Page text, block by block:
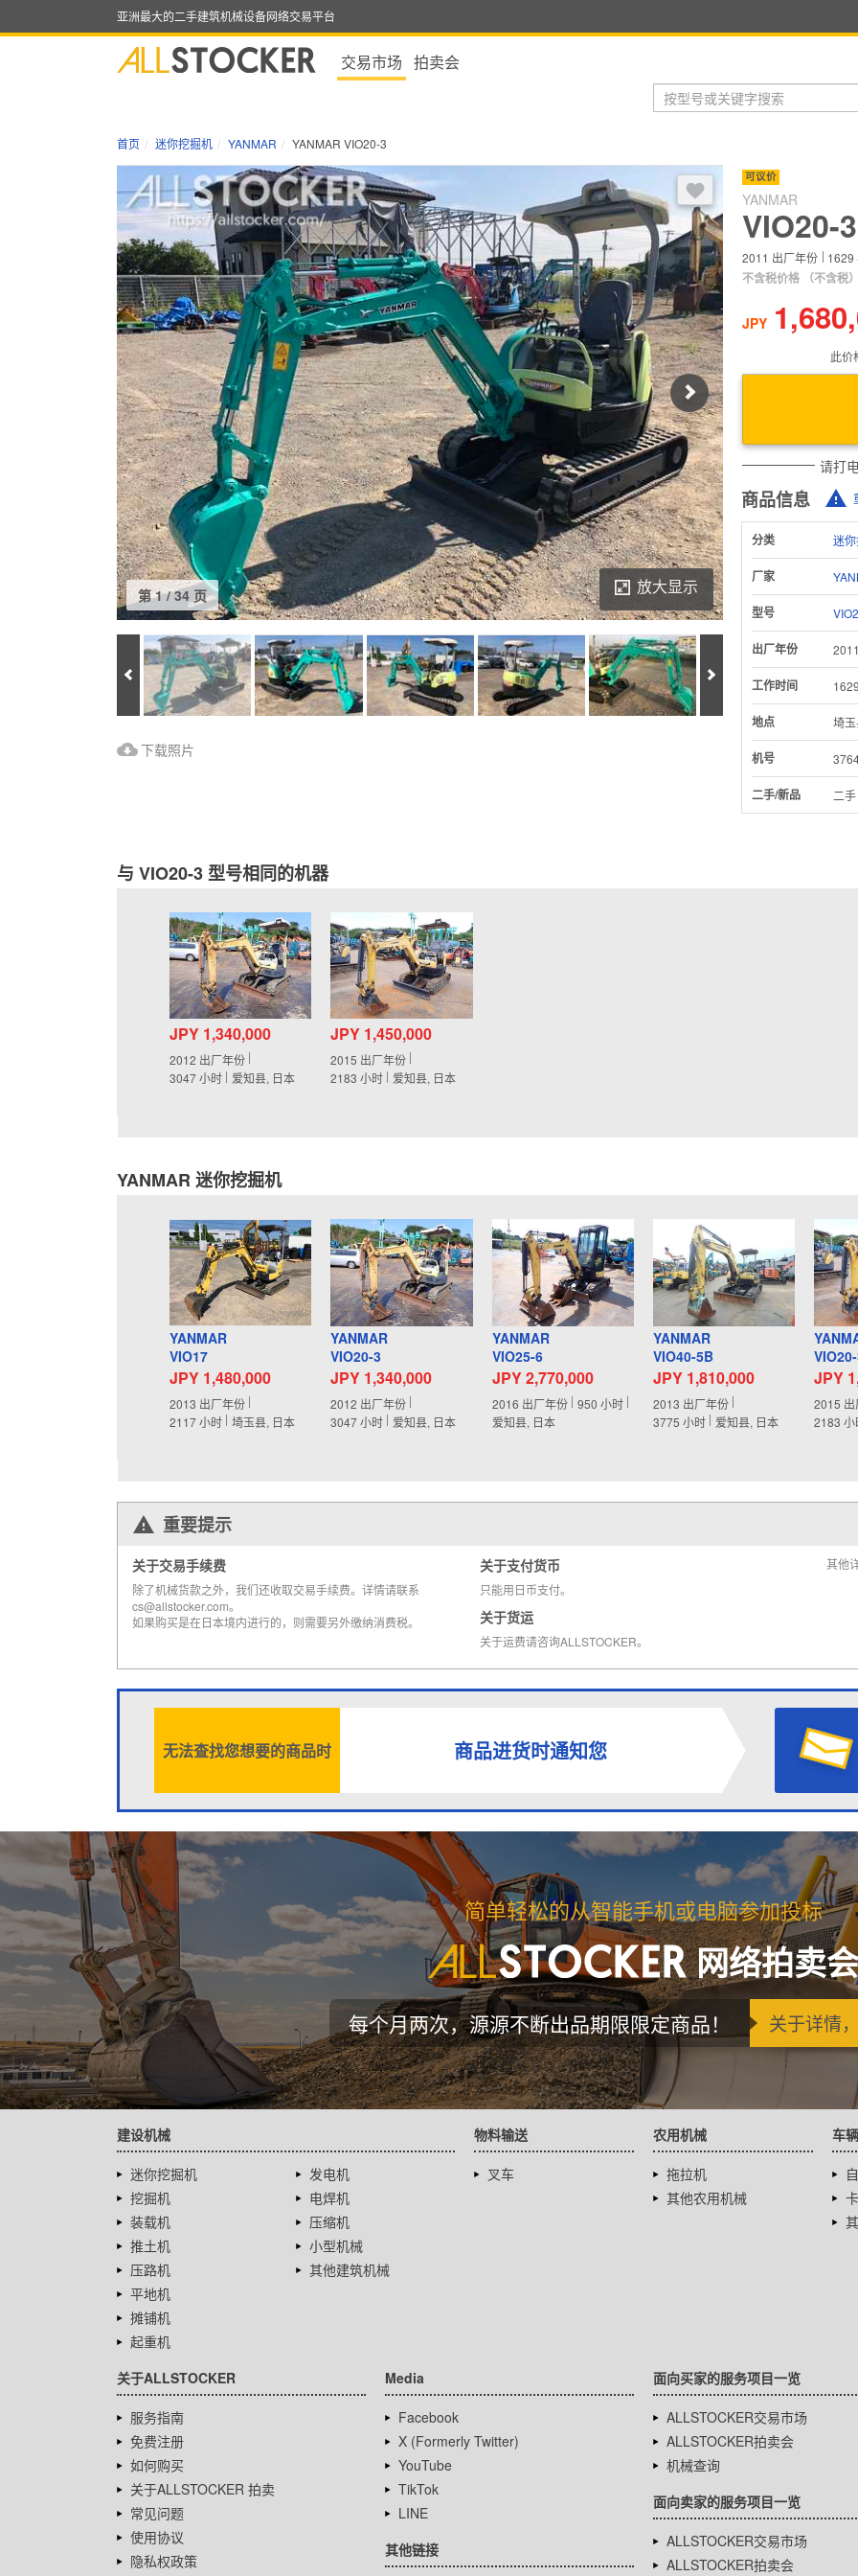
亚洲最大的二手建筑机械设备网络交易平台
交易市场 拍卖会
首页 迷你挖掘机 YANMAR YANMAR VIO20-3
可议价
YANMAR
VIO20-3
2011 出厂年份 1629
第 1 / 34 页 放大显示
登录后，可以收藏到收藏夹
Prev Next
下载照片
不含税价格 （不含税
JPY
此价
请打
商品信息
分类 迷
厂家
型号
出厂年份
工作时间
地点 埼
机号
二手/新品 二手
与 VIO20-3 型号相同的机器
JPY 1,340,000
2012 出厂年份
3047小时 爱知县, 日本
JPY 1,450,000
2015 出厂年份
2183 小时 爱知县, 日本
YANMAR 迷你挖掘机
YANMAR
VIO17
JPY 1,480,000
2013 出厂年份
2117小时 埼玉县, 日本
YANMAR
VIO20-3
JPY 1,340,000
2012 出厂年份
3047小时 爱知县, 日本
YANMAR
VIO25-6
JPY 2,770,000
2016 出厂年份 950 小时
爱知县, 日本
YANMAR
VIO40-5B
JPY 1,810,000
2013 出厂年份
3775 小时 爱知县, 日本
JPY
2015
2183
重要提示
关于交易手续费
除了机械货款之外，我们还收取交易手续费。详情请联系
cs@allstocker.com。
如果购买是在日本境内进行的，则需要另外缴纳消费税。
关于支付货币
只能用日币支付。
关于货运
关于运费请咨询ALLSTOCKER。
其他
无法查找您想要的商品时 商品进货时通知您
简单轻松的从智能手机或电脑参加投标
网络拍卖会
每个月两次，源源不断出品期限限定商品！ 关于详情
建设机械
迷你挖掘机
挖掘机
装载机
推土机
压路机
平地机
摊铺机
起重机
发电机
电焊机
压缩机
小型机械
其他建筑机械
物料输送
叉车
农用机械
拖拉机
其他农用机械
车辆
关于ALLSTOCKER
服务指南
免费注册
如何购买
关于ALLSTOCKER 拍卖
常见问题
使用协议
隐私权政策
Media
Facebook
X (Formerly Twitter)
YouTube
TikTok
LINE
其他链接
面向买家的服务项目一览
ALLSTOCKER交易市场
ALLSTOCKER拍卖会
机械查询
面向卖家的服务项目一览
ALLSTOCKER交易市场
ALLSTOCKER拍卖会